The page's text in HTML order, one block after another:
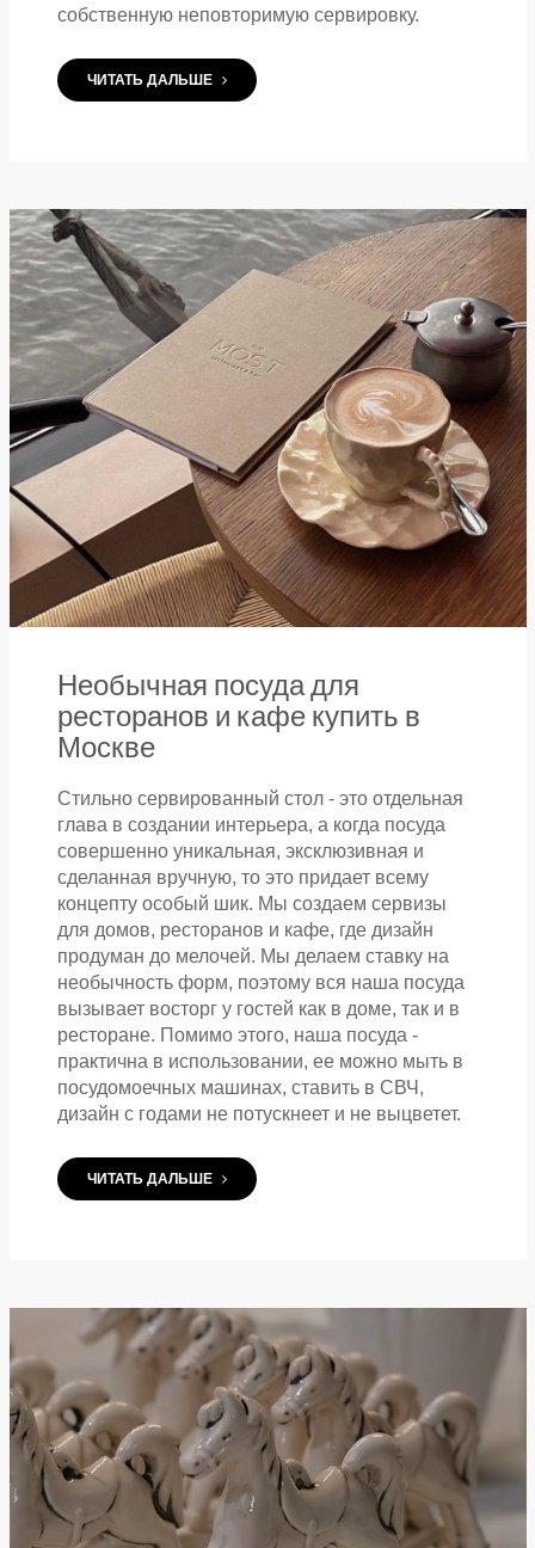
собственную неповторимую сервировку.
ЧИТАТЬ ДАЛЬШЕ
Необычная посуда для
ресторанов и кафе купить в
Москве
Стильно сервированный стол - это отдельная
глава в создании интерьера, а когда посуда
совершенно уникальная, эксклюзивная и
сделанная вручную, то это придает всему
концепту особый шик. Мы создаем сервизы
для домов, ресторанов и кафе, где дизайн
продуман до мелочей. Мы делаем ставку на
необычность форм, поэтому вся наша посуда
вызывает восторг у гостей как в доме, так и в
ресторане. Помимо этого, наша посуда -
практична в использовании, ее можно мыть в
посудомоечных машинах, ставить в СВЧ,
дизайн с годами не потускнеет и не выцветет.
ЧИТАТЬ ДАЛЬШЕ